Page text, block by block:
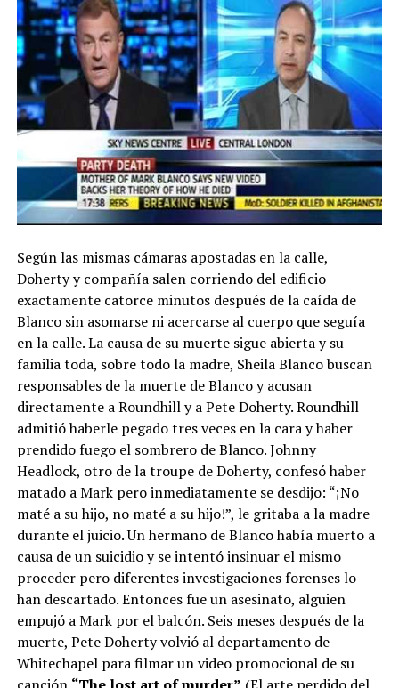
Según las mismas cámaras apostadas en la calle,
Doherty y compañía salen corriendo del edificio
exactamente catorce minutos después de la caída de
Blanco sin asomarse ni acercarse al cuerpo que seguía
en la calle. La causa de su muerte sigue abierta y su
familia toda, sobre todo la madre, Sheila Blanco buscan
responsables de la muerte de Blanco y acusan
directamente a Roundhill y a Pete Doherty. Roundhill
admitió haberle pegado tres veces en la cara y haber
prendido fuego el sombrero de Blanco. Johnny
Headlock, otro de la troupe de Doherty, confesó haber
matado a Mark pero inmediatamente se desdijo: “¡No
maté a su hijo, no maté a su hijo!”, le gritaba a la madre
durante el juicio. Un hermano de Blanco había muerto a
causa de un suicidio y se intentó insinuar el mismo
proceder pero diferentes investigaciones forenses lo
han descartado. Entonces fue un asesinato, alguien
empujó a Mark por el balcón. Seis meses después de la
muerte, Pete Doherty volvió al departamento de
Whitechapel para filmar un video promocional de su